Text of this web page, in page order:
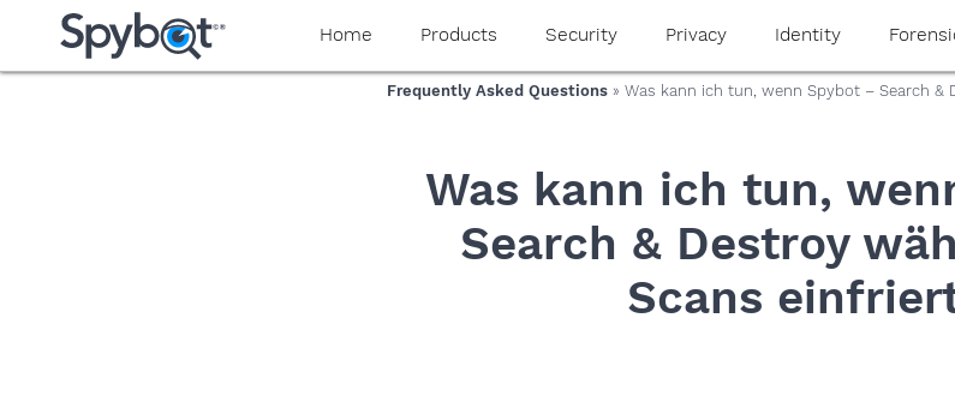
yaaaeag20
Home Products Security Privacy Identity
Frequently Asked Questions » Was kann ich tun, wenn Spybot – Search
Was kann ich tun,
Search & Destroy
Scans